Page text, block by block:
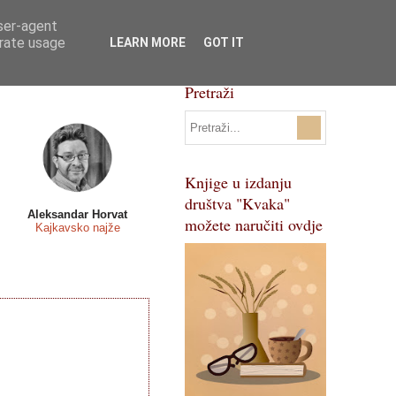
Svi natječaji
Pojmovnik
Aleksandar Horvat
Kajkavsko najže
Pretraži
Knjige u izdanju
društva "Kvaka"
možete naručiti ovdje
agent
usage
LEARN MORE GOT IT